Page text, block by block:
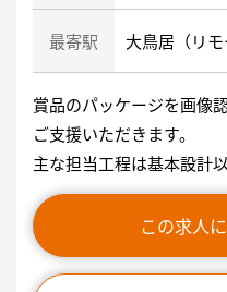
最寄駅 大鳥居（リモ
賞品のパッケージを画像
ご支援いただきます。
主な担当工程は基本設計
この求人